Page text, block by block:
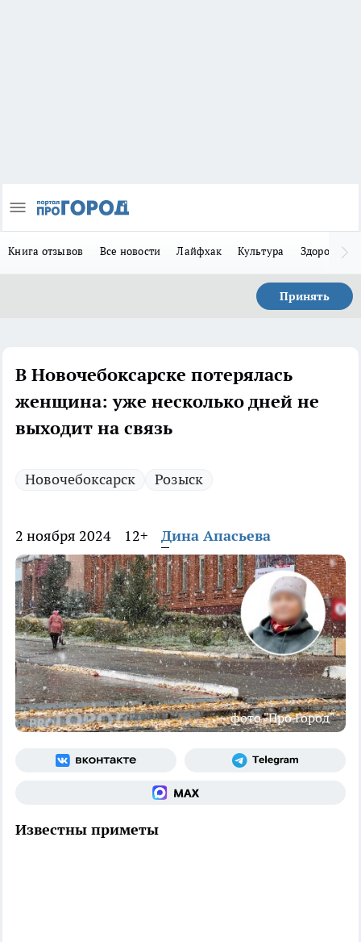
Книга отзывов Все новости Лайфхак Культура Здоровье
Принять
В Новочебоксарске потерялась
женщина: уже несколько дней не
выходит на связь
Новочебоксарск Розыск
2 ноября 2024 12+ Дина Апасьева
фото "Про Город"
Известны приметы